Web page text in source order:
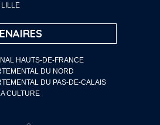
HAUTS-DE-FRANCE
DU NORD
DU PAS-DE-CALAIS
CULTURE